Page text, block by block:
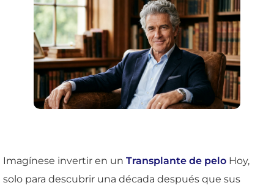
Imagínese invertir en un Transplante de pelo Hoy,
solo para descubrir una década después que sus